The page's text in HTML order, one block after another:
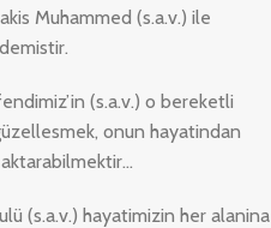
Muhammed (s.a.v.) ile
(s.a.v.) o bereketli
onun hayatindan
(s.a.v.) hayatimizin her alanina